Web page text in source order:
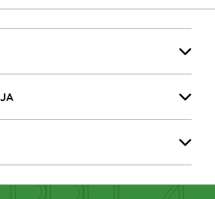
BREEZE
BREEZE